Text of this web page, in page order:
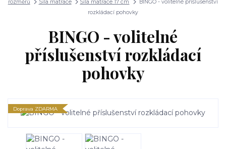
rozměrů
Síla matrace Síla matrace 17 cm
BINGO - volitelné příslušenství
rozkládací pohovky
BINGO - volitelné
příslušenství rozkládací
pohovky
Doprava ZDARMA